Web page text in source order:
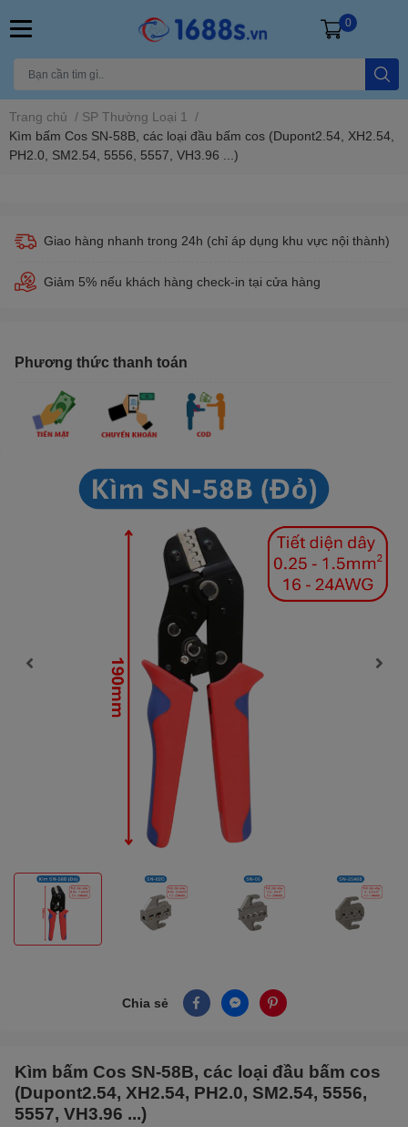
0
Trang chủ / SP Thường Loại 1
/
Kìm bấm Cos SN-58B, các loại đầu bấm cos (Dupont2.54, XH2.54,
PH2.0, SM2.54, 5556, 5557, VH3.96 ...)
Giao hàng nhanh trong 24h (chỉ áp dụng khu vực nội thành)
Giảm 5% nếu khách hàng check-in tại cửa hàng
Phương thức thanh toán
Chia sẻ
Kìm bấm Cos SN-58B, các loại đầu bấm cos
(Dupont2.54, XH2.54, PH2.0, SM2.54, 5556,
5557, VH3.96 ...)